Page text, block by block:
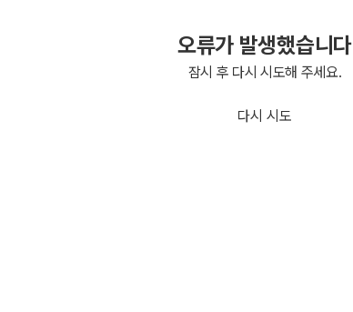
오류가 발생했습니다
잠시 후 다시 시도해 주세요.
다시 시도